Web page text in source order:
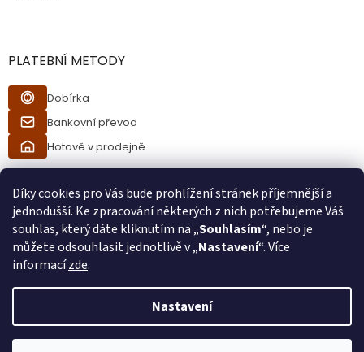
Díky cookies pro Vás bude prohlížení stránek příjemnější a
jednodušší. Ke zpracování některých z nich potřebujeme Váš
souhlas, který dáte kliknutím na „Souhlasím“, nebo je
můžete odsouhlasit jednotlivě v „Nastavení“. Více
informacízde.
Nastavení
Při procesu objednávání bude ověřeno, zda jste starší 18ti let pomocí
PLATEBNÍ METODY
Dobírka
Bankovní převod
Hotově v prodejně
Copyright 2026Ráj kuřáků. Všechna práva vyhrazena.